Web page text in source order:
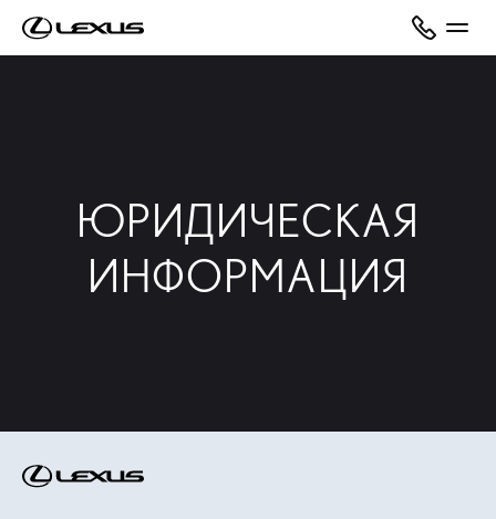
ЮРИДИЧЕСКАЯ
ИНФОРМАЦИЯ